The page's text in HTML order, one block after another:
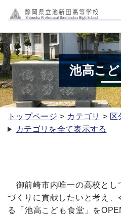
池高こ
トップページ カテゴリ 区
カテゴリを全て表示する
御前崎市内唯一の高校とし
づくりに貢献したいと考え
る「池高こども食堂」を